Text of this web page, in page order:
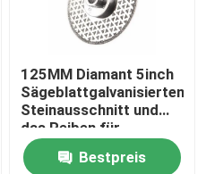
125MM Diamant 5inch
Sägeblattgalvanisierten
Steinausschnitt und
das Reiben für
keramischen
Marmorierunggranit
Bestpreis